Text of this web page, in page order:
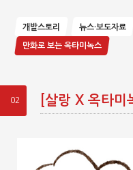
개발스토리 뉴스·보도자료
만화로 보는 옥타미녹스
02 [살랑 X 옥타